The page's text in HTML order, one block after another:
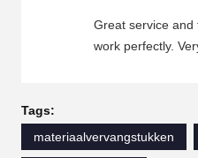
Great service and
work perfectly.
Tags:
materiaalvervangstukken